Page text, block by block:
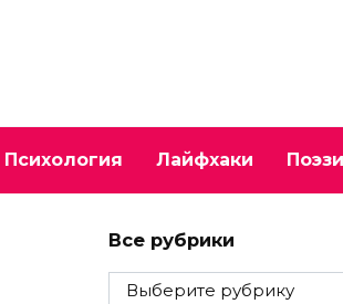
Психология Лайфхаки
Все рубрики
Все